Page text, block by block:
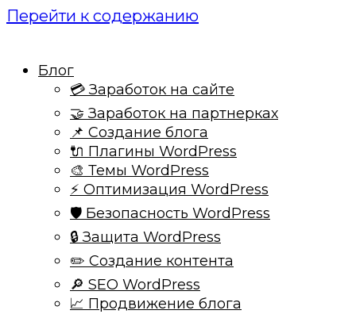
Перейти к содержанию
Блог
💳 Заработок на сайте
🤝 Заработок на партнерках
📌 Создание блога
🔌 Плагины WordPress
🎨 Темы WordPress
⚡ Оптимизация WordPress
🛡️ Безопасность WordPress
🔒 Защита WordPress
✏️ Создание контента
🔎 SEO WordPress
📈 Продвижение блога